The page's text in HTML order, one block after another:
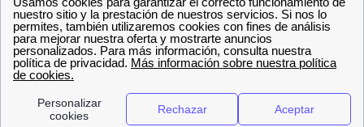
Vodafone Madrid
Vodafone Murcia
Vodafone Valencia
Jazztel Málaga
Jazztel Valencia
Jazztel Zaragoza
Sobre Zona-internet.com
¿Quiénes somos?
El grupo papernest
Aviso legal Nuestras ofertas de trabajo